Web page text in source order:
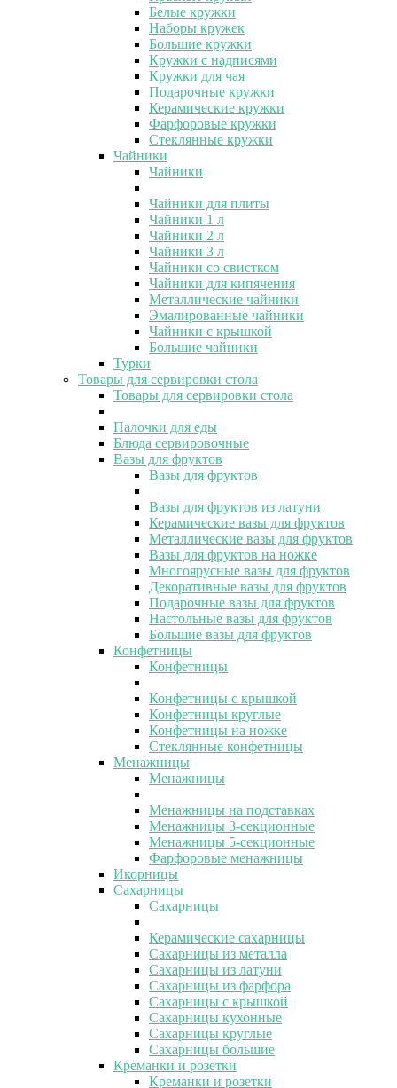
Белые кружки
Наборы кружек
Большие кружки
Кружки с надписями
Кружки для чая
Подарочные кружки
Керамические кружки
Фарфоровые кружки
Стеклянные кружки
Чайники
Чайники
Чайники для плиты
Чайники 1 л
Чайники 2 л
Чайники 3 л
Чайники со свистком
Чайники для кипячения
Металлические чайники
Эмалированные чайники
Чайники с крышкой
Большие чайники
Турки
Товары для сервировки стола
Товары для сервировки стола
Палочки для еды
Блюда сервировочные
Вазы для фруктов
Вазы для фруктов
Вазы для фруктов из латуни
Керамические вазы для фруктов
Металлические вазы для фруктов
Вазы для фруктов на ножке
Многоярусные вазы для фруктов
Декоративные вазы для фруктов
Подарочные вазы для фруктов
Настольные вазы для фруктов
Большие вазы для фруктов
Конфетницы
Конфетницы
Конфетницы с крышкой
Конфетницы круглые
Конфетницы на ножке
Стеклянные конфетницы
Менажницы
Менажницы
Менажницы на подставках
Менажницы 3-секционные
Менажницы 5-секционные
Фарфоровые менажницы
Икорницы
Сахарницы
Сахарницы
Керамические сахарницы
Сахарницы из металла
Сахарницы из латуни
Сахарницы из фарфора
Сахарницы с крышкой
Сахарницы кухонные
Сахарницы круглые
Сахарницы большие
Креманки и розетки
Креманки и розетки